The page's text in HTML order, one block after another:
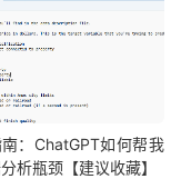
：ChatGPT如何帮我
析瓶颈【建议收藏】